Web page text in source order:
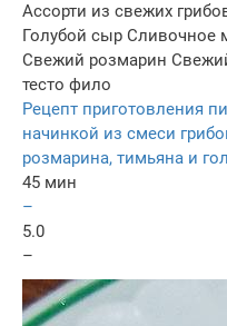
Ассорти из свежих
Голубой сыр Сливочное
Свежий розмарин
тесто фило
Рецепт приготовления
начинкой из смеси
розмарина, тимьяна и
45 мин
–
5.0
–